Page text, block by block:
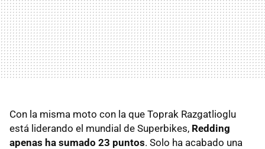
Con la misma moto con la que Toprak Razgatlioglu
está liderando el mundial de Superbikes, Redding
apenas ha sumado 23 puntos. Solo ha acabado una